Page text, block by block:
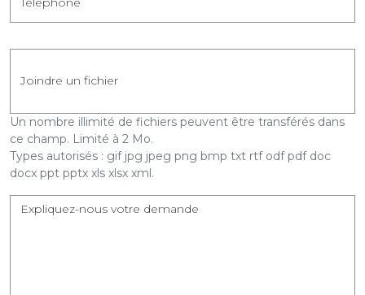
Joindre un fichier
Un nombre illimité de fichiers peuvent être transférés dans
ce champ. Limité à 2 Mo.
Types autorisés : gif jpg jpeg png bmp txt rtf odf pdf doc
docx ppt pptx xls xlsx xml.
Expliquez-nous votre demande